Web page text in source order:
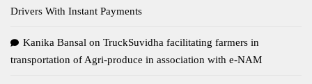
Drivers With Instant Payments
Kanika Bansal on TruckSuvidha facilitating farmers in
transportation of Agri-produce in association with e-NAM